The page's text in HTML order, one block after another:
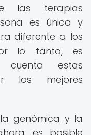
las terapias
es única y
diferente a los
lo tanto, es
cuenta estas
los mejores
genómica y la